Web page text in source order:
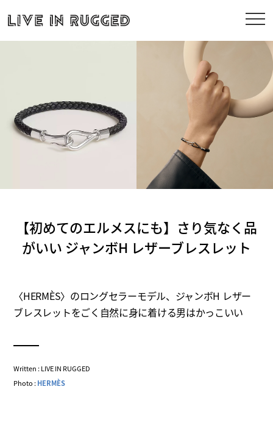
【初めてのエルメスにも】さり気なく品
がいい ジャンボH レザーブレスレット
〈HERMÈS〉のロングセラーモデル、ジャンボH レザー
ブレスレットをごく自然に身に着ける男はかっこいい
Written : LIVE IN RUGGED
Photo :HERMÈS